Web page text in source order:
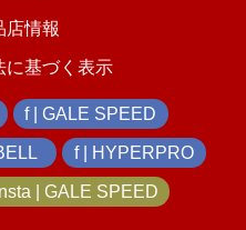
店情報
に基づく表示
f | GALE SPEED
f | HYPERPRO
Insta | GALE SPEED